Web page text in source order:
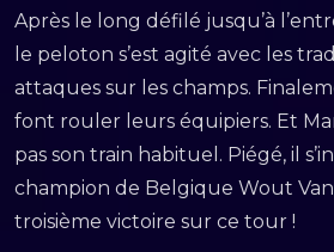
Après le long défilé jusqu’à
le peloton s’est agité avec les
attaques sur les champs.
font rouler leurs équipiers. Et
pas son train habituel. Piégé, il
champion de Belgique Wout
troisième victoire sur ce tour !